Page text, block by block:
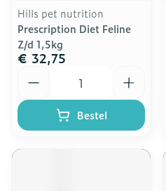
Hills pet nutrition
Prescription Diet Feline
Z/d 1,5kg
€ 32,75
Bestel